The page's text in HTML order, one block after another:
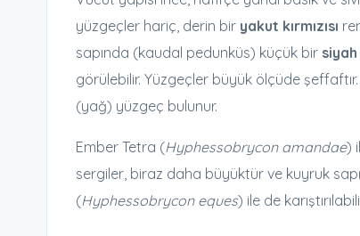
yüzgeçler hariç, derin bir yakut kırmızısı
sapında (kaudal pedunküs) küçük bir
görülebilir. Yüzgeçler büyük ölçüde
(yağ) yüzgeç bulunur.
Ember Tetra (Hyphessobrycon amandae)
sergiler, biraz daha büyüktür ve kuyruk
(Hyphessobrycon eques) ile de